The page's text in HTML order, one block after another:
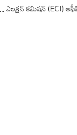
కమిషన్ (ECI) అఫీషియల్